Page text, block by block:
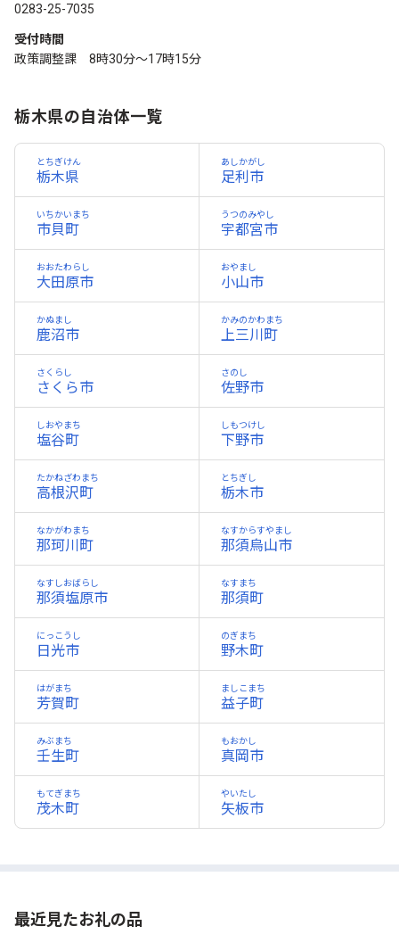
0283-25-7035
受付時間
政策調整課 8時30分〜17時15分
栃木県の自治体一覧
栃木県
とちぎけん
足利市
あしかがし
市貝町
いちかいまち
宇都宮市
うつのみやし
大田原市
おおたわらし
小山市
おやまし
鹿沼市
かぬまし
上三川町
かみのかわまち
さくら市
さくらし
佐野市
さのし
塩谷町
しおやまち
下野市
しもつけし
高根沢町
たかねざわまち
栃木市
とちぎし
那珂川町
なかがわまち
那須烏山市
なすからすやまし
那須塩原市
なすしおばらし
那須町
なすまち
日光市
にっこうし
野木町
のぎまち
芳賀町
はがまち
益子町
ましこまち
壬生町
みぶまち
真岡市
もおかし
茂木町
もてぎまち
矢板市
やいたし
最近見たお礼の品